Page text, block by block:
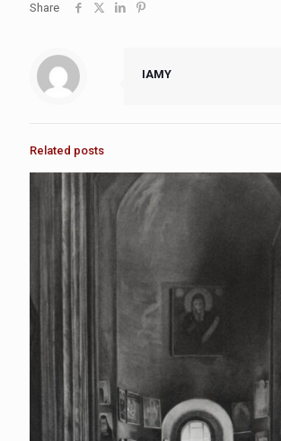
Share
IAMY
Related posts